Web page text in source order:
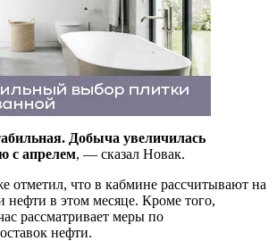
Добыча увеличилась
с апрелем, — сказал Новак.
отметил, что в кабмине рассчитывают на
нефти в этом месяце. Кроме того,
рассматривает меры по
нефти.